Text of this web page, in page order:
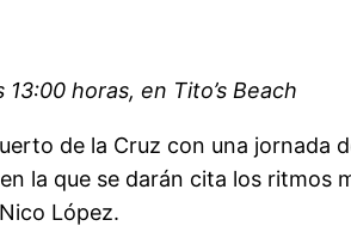
horas, en Tito’s Beach
de la Cruz con una jornada
la que se darán cita los
López.